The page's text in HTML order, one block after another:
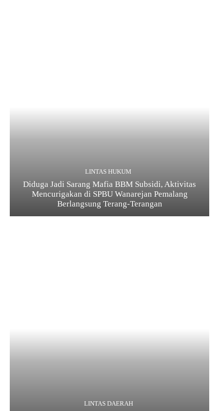
LINTAS HUKUM
Diduga Jadi Sarang Mafia BBM Subsidi, Aktivitas
Mencurigakan di SPBU Wanarejan Pemalang
Berlangsung Terang-Terangan
LINTAS DAERAH